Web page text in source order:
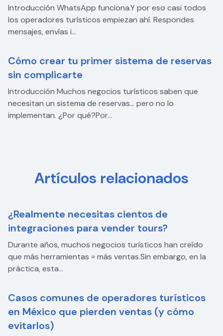
Introducción WhatsApp funciona.Y por eso casi todos
los operadores turísticos empiezan ahí. Respondes
mensajes, envías i...
Cómo crear tu primer sistema de reservas
sin complicarte
Introducción Muchos negocios turísticos saben que
necesitan un sistema de reservas… pero no lo
implementan. ¿Por qué?Por...
Artículos relacionados
¿Realmente necesitas cientos de
integraciones para vender tours?
Durante años, muchos negocios turísticos han creído
que más herramientas = más ventas.Sin embargo, en la
práctica, esta...
Casos comunes de operadores turísticos
en México que pierden ventas (y cómo
evitarlos)